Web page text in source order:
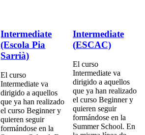
Intermediate
(Escola Pia
Sarrià)
El curso
Intermediate va
dirigido a aquellos
que ya han realizado
el curso Beginner y
quieren seguir
formándose en la
Intermediate
(ESCAC)
El curso
Intermediate va
dirigido a aquellos
que ya han realizado
el curso Beginner y
quieren seguir
formándose en la
Summer School. En